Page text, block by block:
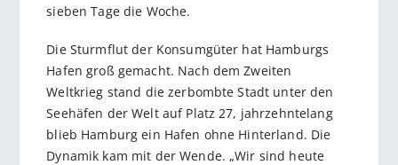
sieben Tage die Woche.
Die Sturmflut der Konsumgüter hat Hamburgs
Hafen groß gemacht. Nach dem Zweiten
Weltkrieg stand die zerbombte Stadt unter den
Seehäfen der Welt auf Platz 27, jahrzehntelang
blieb Hamburg ein Hafen ohne Hinterland. Die
Dynamik kam mit der Wende. „Wir sind heute